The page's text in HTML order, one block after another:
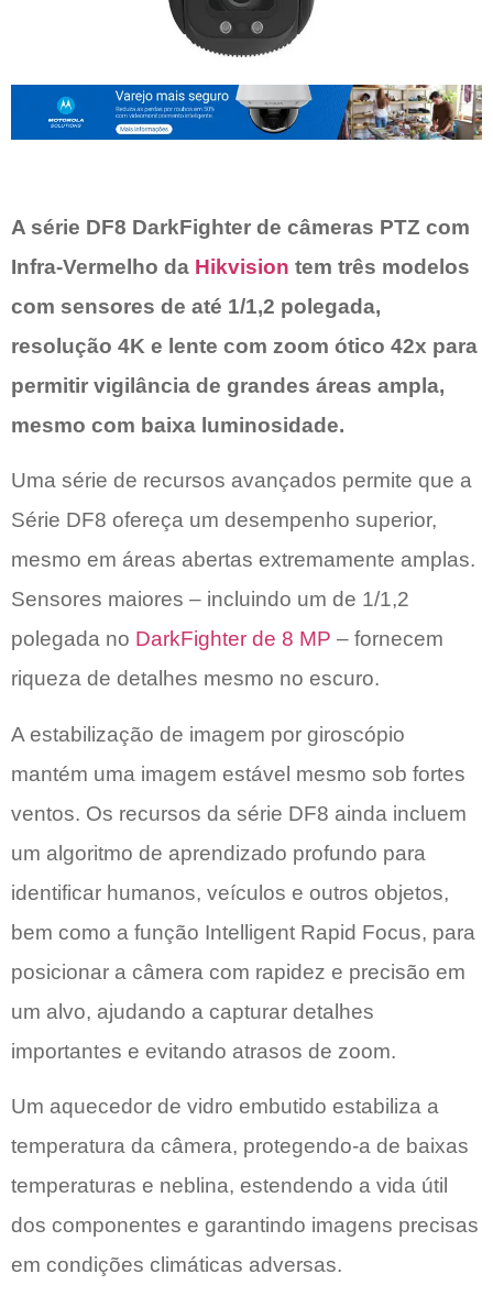
A série DF8 DarkFighter de câmeras PTZ com
Infra-Vermelho da Hikvision tem três modelos
com sensores de até 1/1,2 polegada,
resolução 4K e lente com zoom ótico 42x para
permitir vigilância de grandes áreas ampla,
mesmo com baixa luminosidade.
Uma série de recursos avançados permite que a
Série DF8 ofereça um desempenho superior,
mesmo em áreas abertas extremamente amplas.
Sensores maiores – incluindo um de 1/1,2
polegada no DarkFighter de 8 MP – fornecem
riqueza de detalhes mesmo no escuro.
A estabilização de imagem por giroscópio
mantém uma imagem estável mesmo sob fortes
ventos. Os recursos da série DF8 ainda incluem
um algoritmo de aprendizado profundo para
identificar humanos, veículos e outros objetos,
bem como a função Intelligent Rapid Focus, para
posicionar a câmera com rapidez e precisão em
um alvo, ajudando a capturar detalhes
importantes e evitando atrasos de zoom.
Um aquecedor de vidro embutido estabiliza a
temperatura da câmera, protegendo-a de baixas
temperaturas e neblina, estendendo a vida útil
dos componentes e garantindo imagens precisas
em condições climáticas adversas.